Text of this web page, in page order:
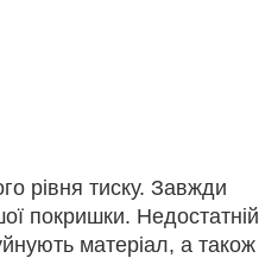
рівня тиску. Завжди
покришки. Недостатній
матеріал, а також